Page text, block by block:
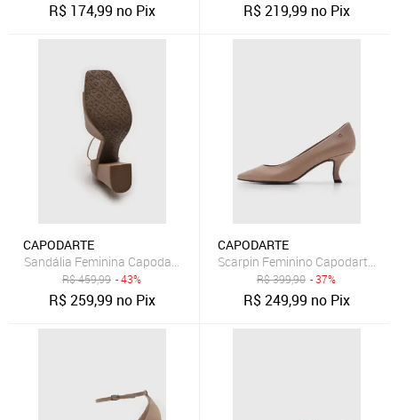
R$ 174,99 no Pix R$219,99 no Pix
CAPODARTE
Sandália Feminina Capodarte Salto Bloco Bico Quadrado Nude
R$459,99 - 43%
R$259,99 no Pix
CAPODARTE
Scarpin Feminino Capodarte
R$399,90 - 37%
R$249,99 no Pix